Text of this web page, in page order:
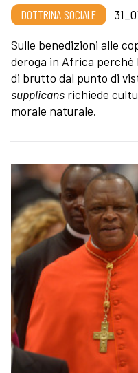
DOTTRINA SOCIALE
Sulle benedizioni alle
deroga in Africa perché
di brutto dal punto di
supplicans richiede
morale naturale.